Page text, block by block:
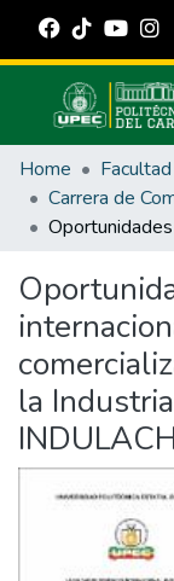
Communities &
All of DSpace
Statistics
Estadísticas
Manuales
Home
Carrera de
la